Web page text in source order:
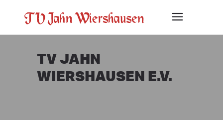
TV JAHN
WIERSHAUSEN E.V.